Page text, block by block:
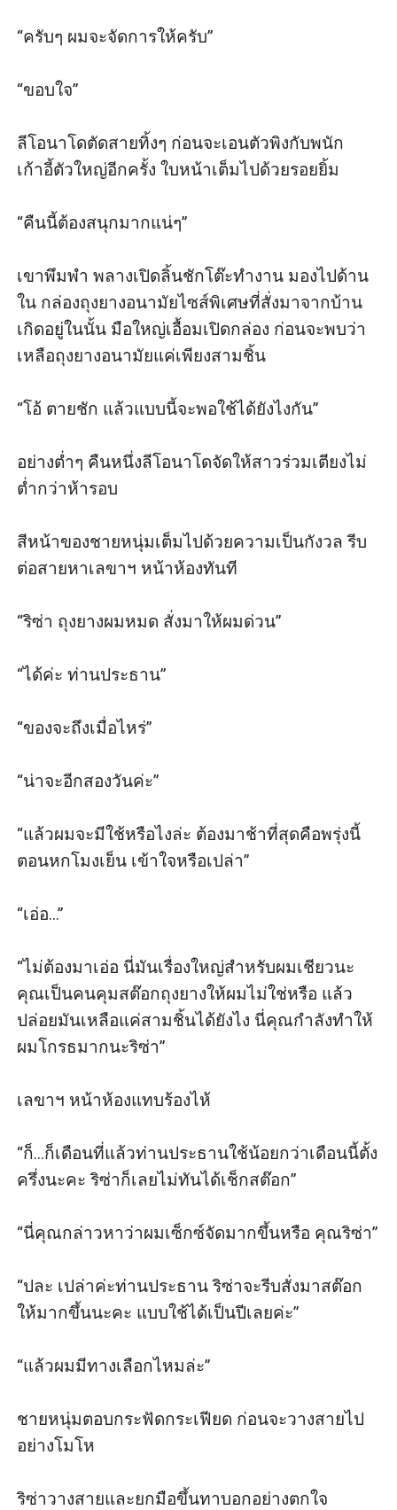
“ครับๆ ผมจะจัดการให้ครับ”
“ขอบใจ”
ลีโอนาโดตัดสายทิ้งๆ ก่อนจะเอนตัวพิงกับพนัก
เก้าอี้ตัวใหญ่อีกครั้ง ใบหน้าเต็มไปด้วยรอยยิ้ม
“คืนนี้ต้องสนุกมากแน่ๆ”
เขาพึมพำ พลางเปิดลิ้นชักโต๊ะทำงาน มองไปด้าน
ใน กล่องถุงยางอนามัยไซส์พิเศษที่สั่งมาจากบ้าน
เกิดอยู่ในนั้น มือใหญ่เอื้อมเปิดกล่อง ก่อนจะพบว่า
เหลือถุงยางอนามัยแค่เพียงสามชิ้น
“โอ้ ตายชัก แล้วแบบนี้จะพอใช้ได้ยังไงกัน”
อย่างต่ำๆ คืนหนึ่งลีโอนาโดจัดให้สาวร่วมเตียงไม่
ต่ำกว่าห้ารอบ
สีหน้าของชายหนุ่มเต็มไปด้วยความเป็นกังวล รีบ
ต่อสายหาเลขาฯ หน้าห้องทันที
“ริซ่า ถุงยางผมหมด สั่งมาให้ผมด่วน”
“ได้ค่ะ ท่านประธาน”
“ของจะถึงเมื่อไหร่”
“น่าจะอีกสองวันค่ะ”
“แล้วผมจะมีใช้หรือไงล่ะ ต้องมาช้าที่สุดคือพรุ่งนี้
ตอนหกโมงเย็น เข้าใจหรือเปล่า”
“เอ่อ...”
“ไม่ต้องมาเอ่อ นี่มันเรื่องใหญ่สำหรับผมเชียวนะ
คุณเป็นคนคุมสต๊อกถุงยางให้ผมไม่ใช่หรือ แล้ว
ปล่อยมันเหลือแค่สามชิ้นได้ยังไง นี่คุณกำลังทำให้
ผมโกรธมากนะริซ่า”
เลขาฯ หน้าห้องแทบร้องไห้
“ก็...ก็เดือนที่แล้วท่านประธานใช้น้อยกว่าเดือนนี้ตั้ง
ครึ่งนะคะ ริซ่าก็เลยไม่ทันได้เช็กสต๊อก”
“นี่คุณกล่าวหาว่าผมเซ็กซ์จัดมากขึ้นหรือ คุณริซ่า”
“ปละ เปล่าค่ะท่านประธาน ริซ่าจะรีบสั่งมาสต๊อก
ให้มากขึ้นนะคะ แบบใช้ได้เป็นปีเลยค่ะ”
“แล้วผมมีทางเลือกไหมล่ะ”
ชายหนุ่มตอบกระฟัดกระเฟียด ก่อนจะวางสายไป
อย่างโมโห
ริซ่าวางสายและยกมือขึ้นทาบอกอย่างตกใจ